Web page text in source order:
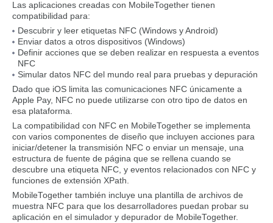
Las aplicaciones creadas con MobileTogether tienen
compatibilidad para:
Descubrir y leer etiquetas NFC (Windows y Android)
Enviar datos a otros dispositivos (Windows)
Definir acciones que se deben realizar en respuesta a eventos
NFC
Simular datos NFC del mundo real para pruebas y depuración
Dado que iOS limita las comunicaciones NFC únicamente a
Apple Pay, NFC no puede utilizarse con otro tipo de datos en
esa plataforma.
La compatibilidad con NFC en MobileTogether se implementa
con varios componentes de diseño que incluyen acciones para
iniciar/detener la transmisión NFC o enviar un mensaje, una
estructura de fuente de página que se rellena cuando se
descubre una etiqueta NFC, y eventos relacionados con NFC y
funciones de extensión XPath.
MobileTogether también incluye una plantilla de archivos de
muestra NFC para que los desarrolladores puedan probar su
aplicación en el simulador y depurador de MobileTogether.